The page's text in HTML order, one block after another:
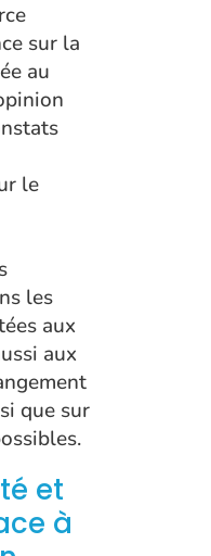
sur la
au
le
les
aux
aux
que sur
et
à